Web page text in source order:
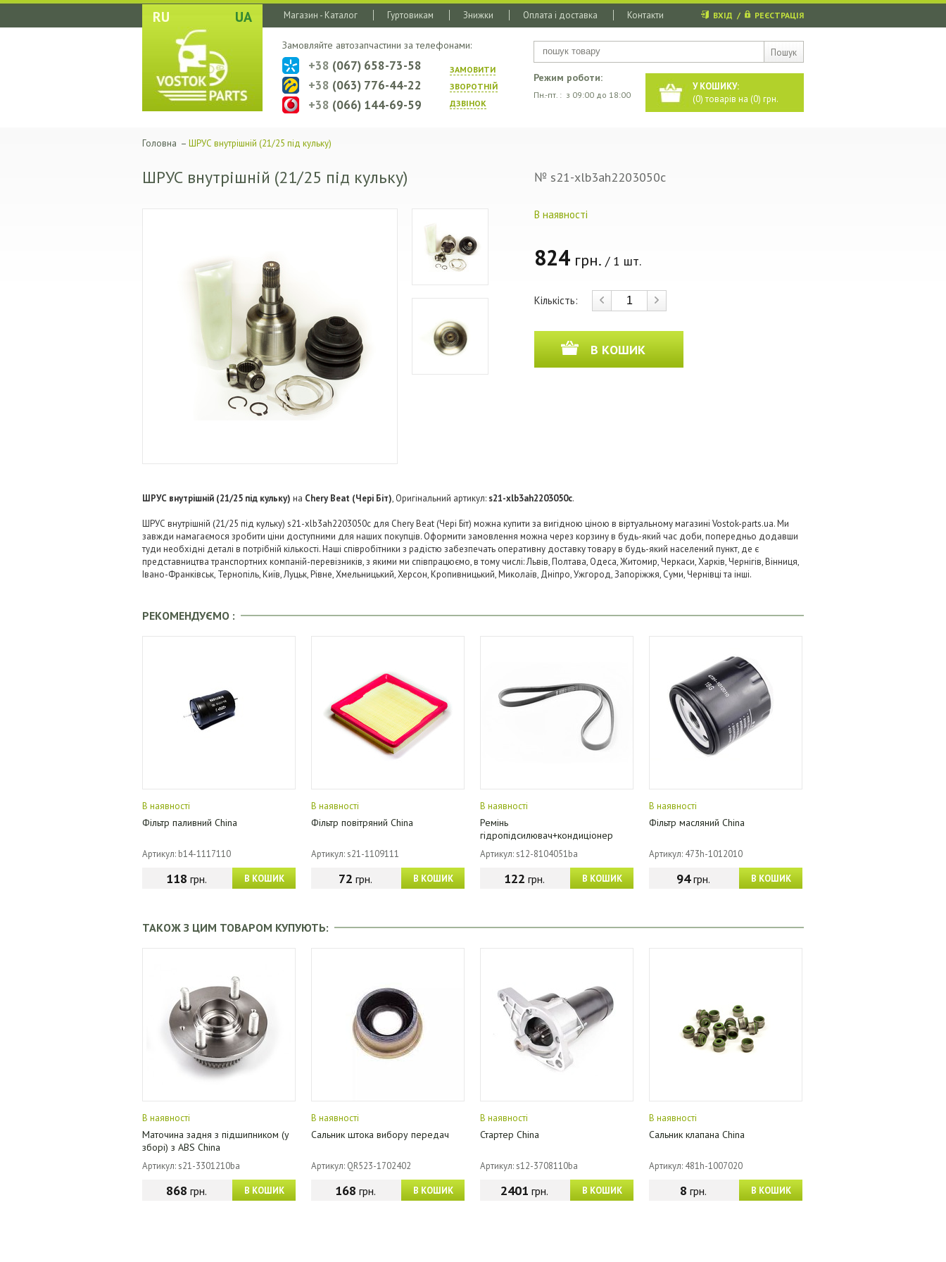
RU UA
Пошук
Магазин - Каталог Гуртовикам Знижки Оплата і доставка Контакти ВХІД / РЕЄСТРАЦІЯ
У КОШИКУ:
(0) товарів на (0) грн.
Режим роботи:
Пн.-пт. : з 09:00 до 18:00
Замовляйте автозапчастини за телефонами:
ЗАМОВИТИ
ЗВОРОТНIЙ
ДЗВIНОК
+38 (067) 658-73-58
+38 (063) 776-44-22
+38 (066) 144-69-59
Головна – ШРУС внутрішній (21/25 під кульку)
ШРУС внутрішній (21/25 під кульку) № s21-xlb3ah2203050с
В наявності
824 грн. / 1 шт.
Кількість:
В КОШИК
ШРУС внутрішній (21/25 під кульку) на Chery Beat (Чері Біт), Оригінальний артикул: s21-xlb3ah2203050с.
ШРУС внутрішній (21/25 під кульку) s21-xlb3ah2203050с для Chery Beat (Чері Біт) можна купити за вигідною ціною в віртуальному магазині Vostok-parts.ua. Ми
завжди намагаємося зробити ціни доступними для наших покупців. Оформити замовлення можна через корзину в будь-який час доби, попередньо додавши
туди необхідні деталі в потрібній кількості. Наші співробітники з радістю забезпечать оперативну доставку товару в будь-який населений пункт, де є
представництва транспортних компаній-перевізників, з якими ми співпрацюємо, в тому числі: Львів, Полтава, Одеса, Житомир, Черкаси, Харків, Чернігів, Вінниця,
Івано-Франківськ, Тернопіль, Київ, Луцьк, Рівне, Хмельницький, Херсон, Кропивницький, Миколаїв, Дніпро, Ужгород, Запоріжжя, Суми, Чернівці та інші.
РЕКОМЕНДУЄМО :
В наявності
Фільтр паливний China
Артикул: b14-1117110
В КОШИК
118 грн.
В наявності
Фільтр повітряний China
Артикул: s21-1109111
В КОШИК
72 грн.
В наявності
Ремінь
гідропідсилювач+кондиціонер
(4PK1026) China
Артикул: s12-8104051ba
В КОШИК
122 грн.
В наявності
Фільтр масляний China
Артикул: 473h-1012010
В КОШИК
94грн.
ТАКОЖ З ЦИМ ТОВАРОМ КУПУЮТЬ:
В наявності
Маточина задня з підшипником (у
зборі) з ABS China
Артикул: s21-3301210ba
В КОШИК
868 грн.
В наявності
Сальник штока вибору передач
Артикул: QR523-1702402
В КОШИК
168 грн.
В наявності
Стартер China
Артикул: s12-3708110ba
В КОШИК
2401 грн.
В наявності
Сальник клапана China
Артикул: 481h-1007020
В КОШИК
8 грн.